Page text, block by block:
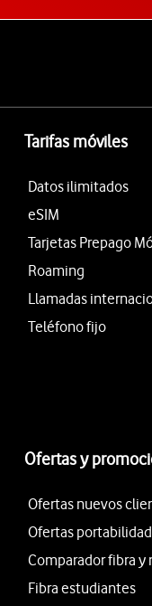
Tarifas móviles
Datos ilimitados
eSIM
Tarjetas Prepago
Roaming
Llamadas
Teléfono fijo
Ofertas y
Ofertas nuevos
Ofertas
Comparador fibra y
Fibra estudiantes